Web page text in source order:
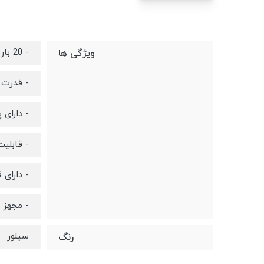
ویژگی ها - 20 بار فشار
- قدرت
- دارای
-
-
- مجهز
رنگ سیلور